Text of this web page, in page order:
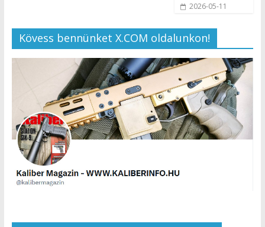
2026-05-11
Kövess bennünket X.COM oldalunkon!